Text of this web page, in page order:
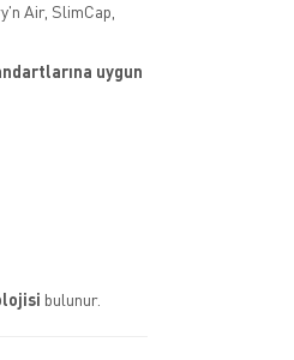
Air, SlimCap,
uygun
bulunur.